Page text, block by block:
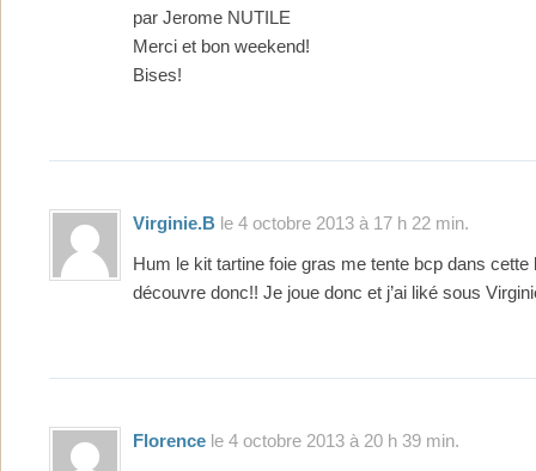
par Jerome NUTILE
Merci et bon weekend!
Bises!
Virginie.b le 4 octobre 2013 à 17 h 22 min.
Hum le kit tartine foie gras me tente bcp dans cette
découvre donc!! Je joue donc et j’ai liké sous
Florence le 4 octobre 2013 à 20 h 39 min.